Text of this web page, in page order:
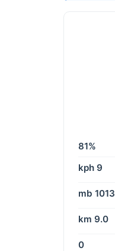
81%
9 kph
1013 mb
9.0 km
0